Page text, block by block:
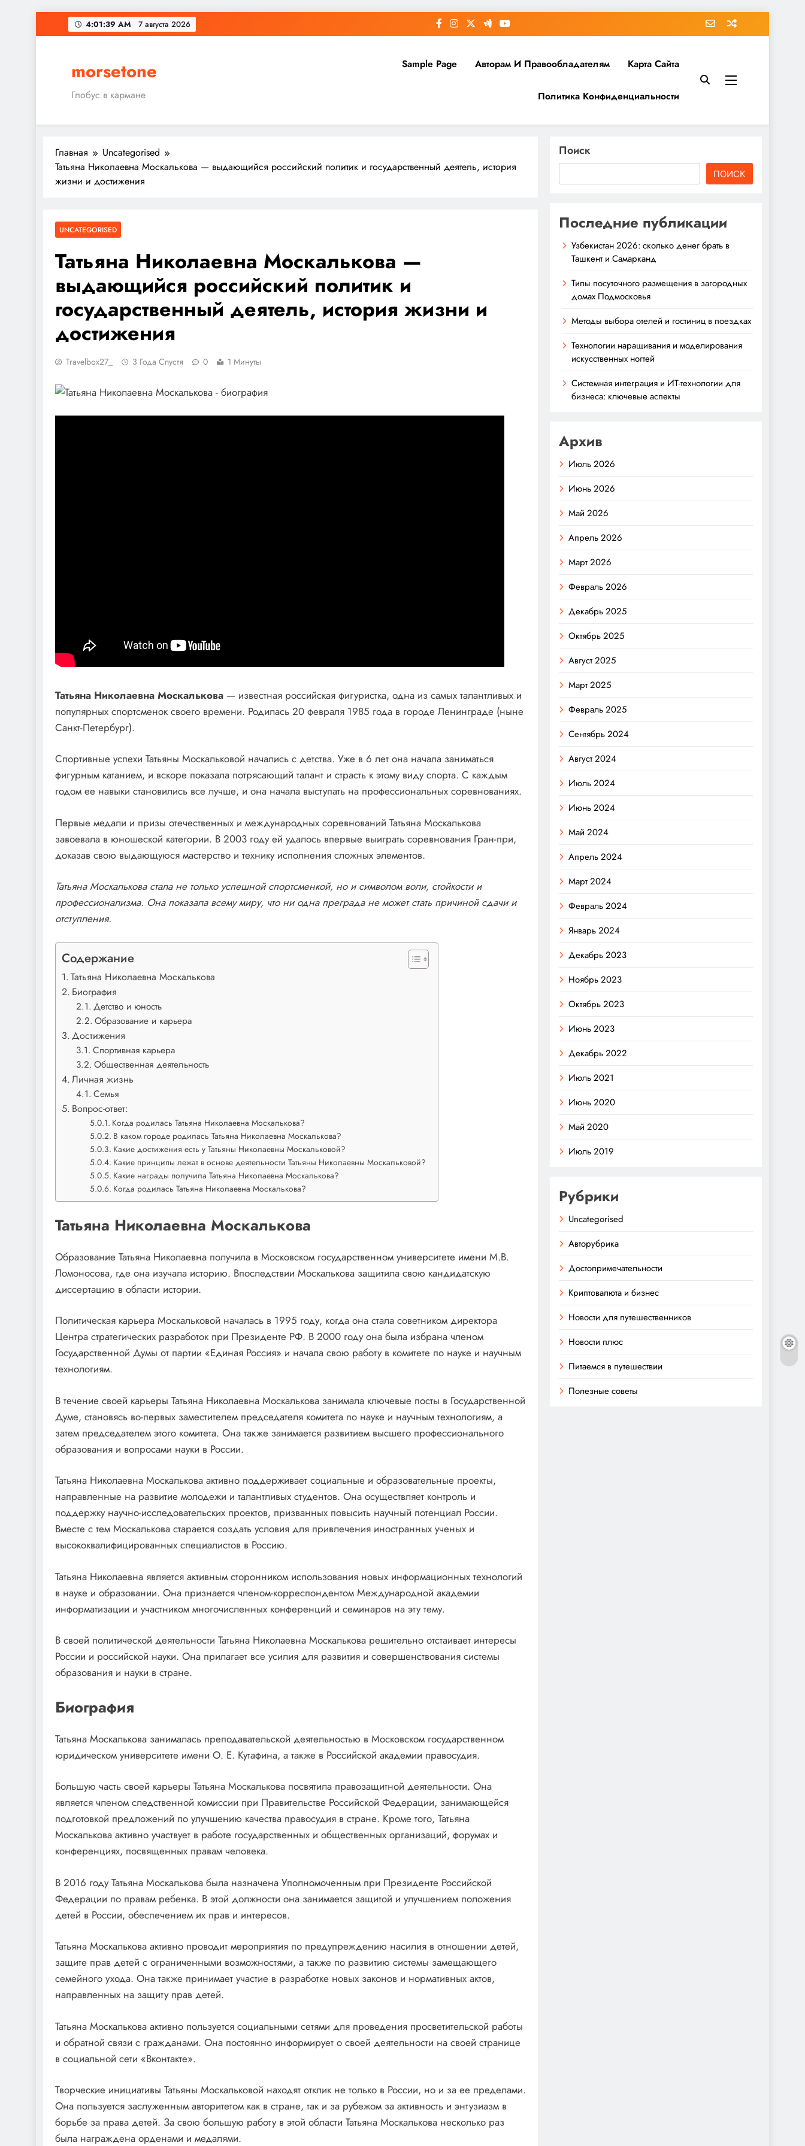
Перейти
к
4:01:40 AM 7 августа 2026
morsetone
Глобус в кармане
Sample Page Авторам И Правообладателям Карта Сайта
Политика Конфиденциальности
Главная
Uncategorised
Татьяна Николаевна Москалькова — выдающийся российский политик и государственный деятель, история
жизни и достижения
UNCATEGORISED
Татьяна Николаевна Москалькова —
выдающийся российский политик и
государственный деятель, история жизни и
достижения
Travelbox27_ 3 Года Спустя 0 1 Минуты
Татьяна Николаевна Москалькова — известная российская фигуристка, одна из самых талантливых и
популярных спортсменок своего времени. Родилась 20 февраля 1985 года в городе Ленинграде (ныне
Санкт-Петербург).
Спортивные успехи Татьяны Москальковой начались с детства. Уже в 6 лет она начала заниматься
фигурным катанием, и вскоре показала потрясающий талант и страсть к этому виду спорта. С каждым
годом ее навыки становились все лучше, и она начала выступать на профессиональных соревнованиях.
Первые медали и призы отечественных и международных соревнований Татьяна Москалькова
завоевала в юношеской категории. В 2003 году ей удалось впервые выиграть соревнования Гран-при,
доказав свою выдающуюся мастерство и технику исполнения сложных элементов.
Татьяна Москалькова стала не только успешной спортсменкой, но и символом воли, стойкости и
профессионализма. Она показала всему миру, что ни одна преграда не может стать причиной сдачи и
отступления.
Содержание
Татьяна Николаевна Москалькова
Биография
Детство и юность
Образование и карьера
Достижения
Спортивная карьера
Общественная деятельность
Личная жизнь
Семья
Вопрос-ответ:
Когда родилась Татьяна Николаевна Москалькова?
В каком городе родилась Татьяна Николаевна Москалькова?
Какие достижения есть у Татьяны Николаевны Москальковой?
Какие принципы лежат в основе деятельности Татьяны Николаевны Москальковой?
Какие награды получила Татьяна Николаевна Москалькова?
Когда родилась Татьяна Николаевна Москалькова?
Татьяна Николаевна Москалькова
Образование Татьяна Николаевна получила в Московском государственном университете имени М.В.
Ломоносова, где она изучала историю. Впоследствии Москалькова защитила свою кандидатскую
диссертацию в области истории.
Политическая карьера Москальковой началась в 1995 году, когда она стала советником директора
Центра стратегических разработок при Президенте РФ. В 2000 году она была избрана членом
Государственной Думы от партии «Единая Россия» и начала свою работу в комитете по науке и научным
технологиям.
В течение своей карьеры Татьяна Николаевна Москалькова занимала ключевые посты в Государственной
Думе, становясь во-первых заместителем председателя комитета по науке и научным технологиям, а
затем председателем этого комитета. Она также занимается развитием высшего профессионального
образования и вопросами науки в России.
Татьяна Николаевна Москалькова активно поддерживает социальные и образовательные проекты,
направленные на развитие молодежи и талантливых студентов. Она осуществляет контроль и
поддержку научно-исследовательских проектов, призванных повысить научный потенциал России.
Вместе с тем Москалькова старается создать условия для привлечения иностранных ученых и
высококвалифицированных специалистов в Россию.
Татьяна Николаевна является активным сторонником использования новых информационных технологий
в науке и образовании. Она признается членом-корреспондентом Международной академии
информатизации и участником многочисленных конференций и семинаров на эту тему.
В своей политической деятельности Татьяна Николаевна Москалькова решительно отстаивает интересы
России и российской науки. Она прилагает все усилия для развития и совершенствования системы
образования и науки в стране.
Биография
Татьяна Москалькова занималась преподавательской деятельностью в Московском государственном
юридическом университете имени О. Е. Кутафина, а также в Российской академии правосудия.
Большую часть своей карьеры Татьяна Москалькова посвятила правозащитной деятельности. Она
является членом следственной комиссии при Правительстве Российской Федерации, занимающейся
подготовкой предложений по улучшению качества правосудия в стране. Кроме того, Татьяна
Москалькова активно участвует в работе государственных и общественных организаций, форумах и
конференциях, посвященных правам человека.
В 2016 году Татьяна Москалькова была назначена Уполномоченным при Президенте Российской
Федерации по правам ребенка. В этой должности она занимается защитой и улучшением положения
детей в России, обеспечением их прав и интересов.
Татьяна Москалькова активно проводит мероприятия по предупреждению насилия в отношении детей,
защите прав детей с ограниченными возможностями, а также по развитию системы замещающего
семейного ухода. Она также принимает участие в разработке новых законов и нормативных актов,
направленных на защиту прав детей.
Татьяна Москалькова активно пользуется социальными сетями для проведения просветительской работы
и обратной связи с гражданами. Она постоянно информирует о своей деятельности на своей странице
в социальной сети «Вконтакте».
Творческие инициативы Татьяны Москальковой находят отклик не только в России, но и за ее пределами.
Она пользуется заслуженным авторитетом как в стране, так и за рубежом за активность и энтузиазм в
борьбе за права детей. За свою большую работу в этой области Татьяна Москалькова несколько раз
была награждена орденами и медалями.
Поиск
ПОИСК
Последние публикации
Узбекистан 2026: сколько денег брать в
Ташкент и Самарканд
Типы посуточного размещения в загородных
домах Подмосковья
Методы выбора отелей и гостиниц в поездках
Технологии наращивания и моделирования
искусственных ногтей
Системная интеграция и ИТ-технологии для
бизнеса: ключевые аспекты
Архив
Июль 2026
Июнь 2026
Май 2026
Апрель 2026
Март 2026
Февраль 2026
Декабрь 2025
Октябрь 2025
Август 2025
Март 2025
Февраль 2025
Сентябрь 2024
Август 2024
Июль 2024
Июнь 2024
Май 2024
Апрель 2024
Март 2024
Февраль 2024
Январь 2024
Декабрь 2023
Ноябрь 2023
Октябрь 2023
Июнь 2023
Декабрь 2022
Июль 2021
Июнь 2020
Май 2020
Июль 2019
Рубрики
Uncategorised
Авторубрика
Достопримечательности
Криптовалюта и бизнес
Новости для путешественников
Новости плюс
Питаемся в путешествии
Полезные советы